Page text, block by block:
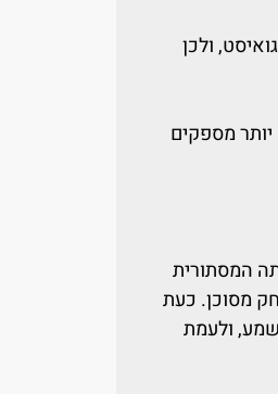
ולכן
יותר מספקים
המסתורית
מסוכן. כעת
ולעמת